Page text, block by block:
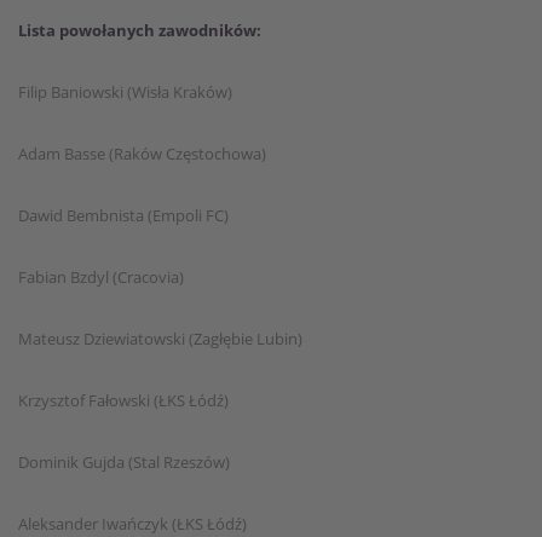
Lista powołanych zawodników:
Filip Baniowski (Wisła Kraków)
Adam Basse (Raków Częstochowa)
Dawid Bembnista (Empoli FC)
Fabian Bzdyl (Cracovia)
Mateusz Dziewiatowski (Zagłębie Lubin)
Krzysztof Fałowski (ŁKS Łódź)
Dominik Gujda (Stal Rzeszów)
Aleksander Iwańczyk (ŁKS Łódź)